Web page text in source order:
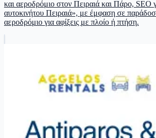
και αεροδρόμιο στον Πειραιά και Πάρο, SEO
αυτοκινήτου Πειραιά», με έμφαση σε
αεροδρόμιο για αφίξεις με πλοίο ή πτήση.